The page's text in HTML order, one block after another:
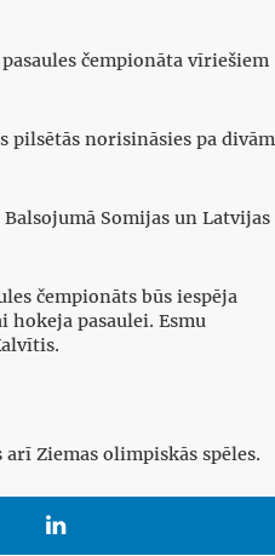
čempionāta vīriešiem
pilsētās norisināsies pa divām
Somijas un Latvijas
čempionāts būs iespēja
pasaulei. Esmu
Ziemas olimpiskās spēles.
